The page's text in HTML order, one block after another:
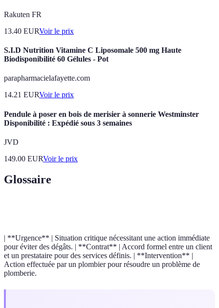
Rakuten FR
13.40 EURVoir le prix
S.I.D Nutrition Vitamine C Liposomale 500 mg Haute
Biodisponibilité 60 Gélules - Pot
parapharmacielafayette.com
14.21 EURVoir le prix
Pendule à poser en bois de merisier à sonnerie Westminster
Disponibilité : Expédié sous 3 semaines
JVD
149.00 EURVoir le prix
Glossaire
| **Urgence** | Situation critique nécessitant une action immédiate
pour éviter des dégâts. | **Contrat** | Accord formel entre un client
et un prestataire pour des services définis. | **Intervention** |
Action effectuée par un plombier pour résoudre un problème de
plomberie.